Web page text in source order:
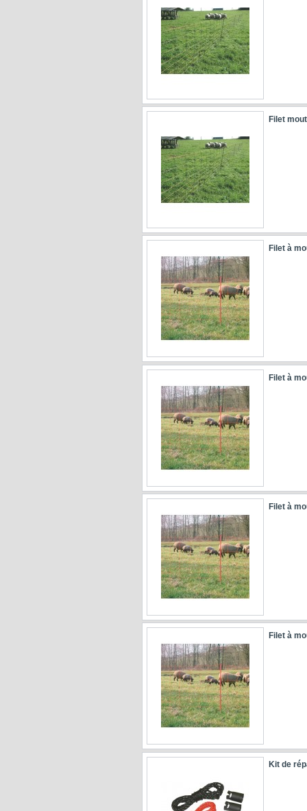
Filet
Filet à
Filet à
Filet à
Filet à
Kit de